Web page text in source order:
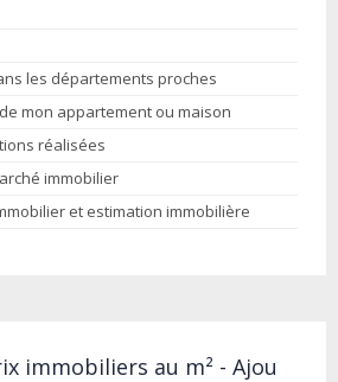
les départements proches
mon appartement ou maison
réalisées
immobilier
et estimation immobilière
immobiliers au m² - Ajou